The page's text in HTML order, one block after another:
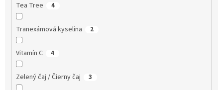
Tea Tree 4
Tranexámová kyselina 2
Vitamín C 4
Zelený čaj / Čierny čaj 3